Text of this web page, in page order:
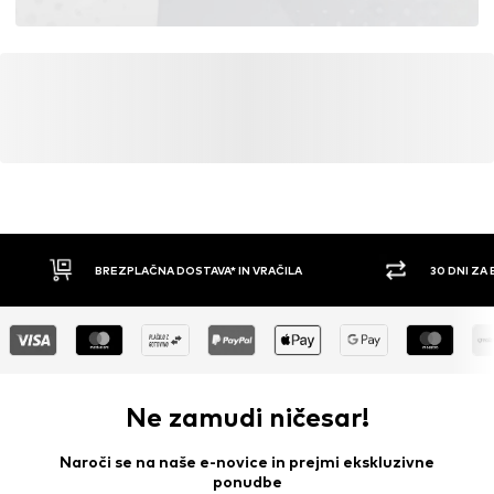
BREZPLAČNA DOSTAVA* IN VRAČILA 30 DNI ZA
Ne zamudi ničesar!
Naroči se na naše e-novice in prejmi ekskluzivne
ponudbe